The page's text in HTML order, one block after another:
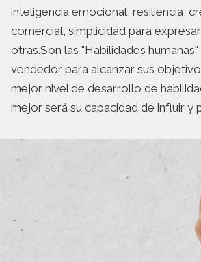
inteligencia emocional, resiliencia,
comercial, simplicidad para
otras.Son las "Habilidades
vendedor para alcanzar sus
mejor nivel de desarrollo de
mejor será su capacidad de influir y